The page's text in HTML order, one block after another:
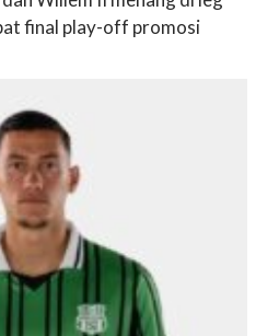
final play-off promosi